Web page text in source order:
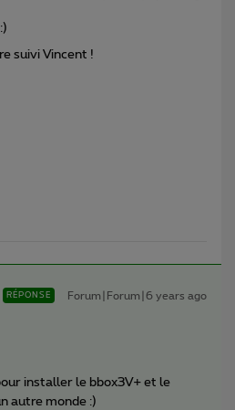
suivi Vincent !
RÉPONSE Forum|Forum|6 years ago
installer le bbox3V+ et le
autre monde :)